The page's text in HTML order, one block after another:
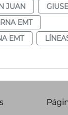
JUAN
EMT
EMT